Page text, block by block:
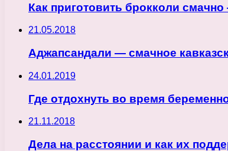
Как приготовить брокколи
21.05.2018
Аджапсандали — смачное
24.01.2019
Где отдохнуть во время
21.11.2018
Дела на расстоянии и как их